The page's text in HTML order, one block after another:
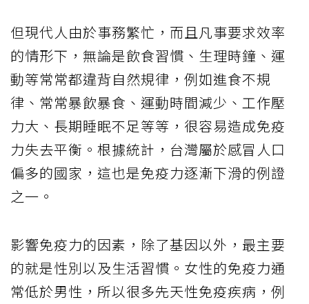
但現代人由於事務繁忙，而且凡事要求效率
的情形下，無論是飲食習慣、生理時鐘、運
動等常常都違背自然規律，例如進食不規
律、常常暴飲暴食、運動時間減少、工作壓
力大、長期睡眠不足等等，很容易造成免疫
力失去平衡。根據統計，台灣屬於感冒人口
偏多的國家，這也是免疫力逐漸下滑的例證
之一。
影響免疫力的因素，除了基因以外，最主要
的就是性別以及生活習慣。女性的免疫力通
常低於男性，所以很多先天性免疫疾病，例